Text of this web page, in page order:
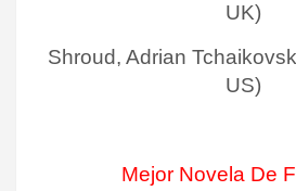
UK)
Shroud, Adrian
US)
Mejor Novela De